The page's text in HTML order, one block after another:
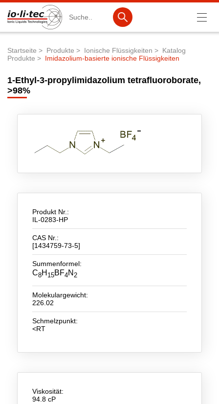
Produktsuche
Ionische Flüssigkeiten
F&E-Dienstleistungen
Neue Produkte
Produkthighlights
Technologie
Ionische Flüssigkeiten
Funktionsfluide & Additive
Elektrolyte
Lösungsmittel
Reagenzien für die Analytik
Toxizität von ionischen Flüssigkeiten
Pfadnavigation
Startseite Produkte Ionische Flüssigkeiten
Katalog
Produkte
Imidazolium-basierte ionische Flüssigkeiten
1-Ethyl-3-propylimidazolium tetrafluoroborate,
>98%
Produkt Nr.:
IL-0283-HP
CAS Nr.:
[1434759-73-5]
Summenformel:
C8H 15BF4N 2
Molekulargewicht:
226.02
Schmelzpunkt:
<RT
Viskosität:
94.8 cP